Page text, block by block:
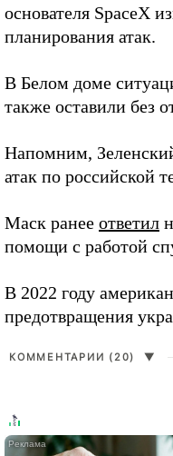
основателя SpaceX
планирования атак.
В Белом доме
также оставили без
Напомним,
атак по российской
Маск ранее ответил
помощи с работой
В 2022 году
предотвращения
КОММЕНТАРИИ (20) ▼